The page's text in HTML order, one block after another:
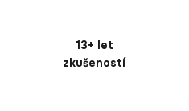
13+ let
zkušeností